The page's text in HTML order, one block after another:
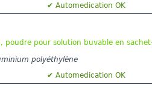
✔ Automedication OK
poudre pour solution buvable en
polyéthylène
✔ Automedication OK